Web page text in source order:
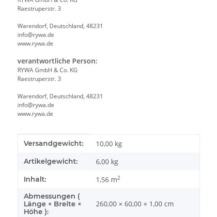
Raestruperstr. 3
Warendorf, Deutschland, 48231
info@rywa.de
www.rywa.de
verantwortliche Person:
RYWA GmbH & Co. KG
Raestruperstr. 3
Warendorf, Deutschland, 48231
info@rywa.de
www.rywa.de
Produkteigenschaft
Wert
Versandgewicht: 10,00 kg
Artikelgewicht: 6,00 kg
Inhalt: 1,56 m2
Abmessungen (
Länge × Breite ×
Höhe ):
260,00 × 60,00 × 1,00 cm